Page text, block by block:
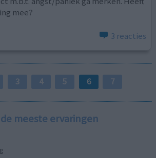
mee?
3 reacties
3 4 5 6 7
meeste ervaringen